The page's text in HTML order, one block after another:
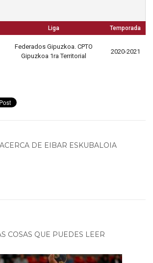
Liga Temporada
Federados Gipuzkoa. CPTO
Gipuzkoa 1ra Territorial
2020-2021
ACERCA DE EIBAR ESKUBALOIA
COSAS QUE PUEDES LEER